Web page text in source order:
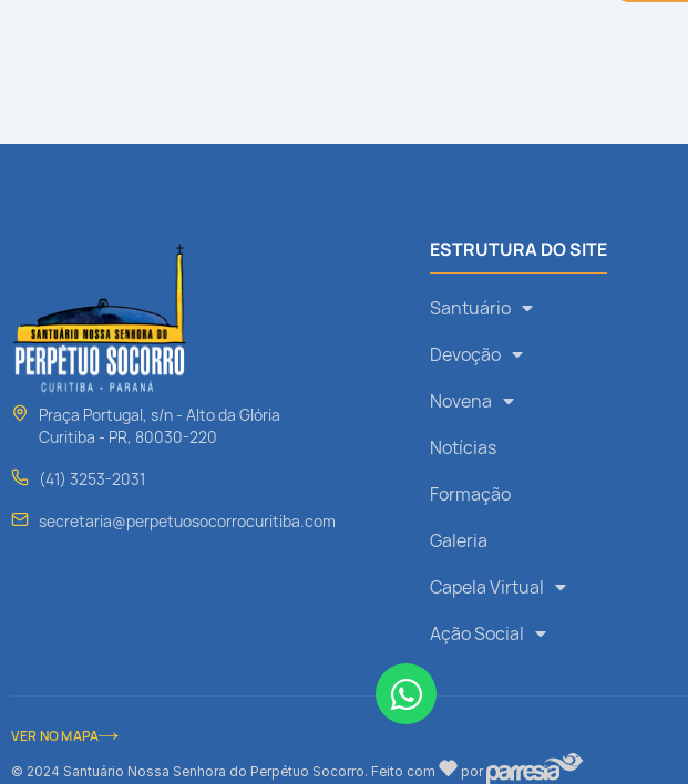
Praça Portugal, s/n - Alto da Glória
Curitiba - PR, 80030-220
(41) 3253-2031
secretaria@perpetuosocorrocuritiba.com
ESTRUTURA DO SITE
Santuário
Devoção
Novena
Notícias
Formação
Galeria
Capela Virtual
Ação Social
VER NO MAPA
© 2024 Santuário Nossa Senhora do Perpétuo Socorro. Feito com por